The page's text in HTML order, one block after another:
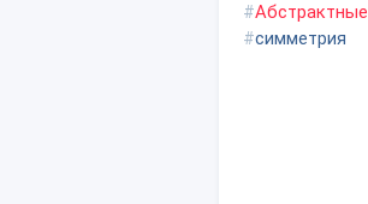
#Абстрактные
#симметрия